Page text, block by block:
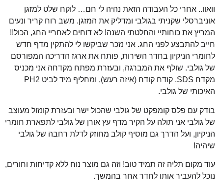
וואוו.. אחרי כל העבודה הזאת נהיה לי חם… לוקח שלט למזגן
אוניברסלי שקניתי בגולבי ומדליק את המזגן. משב רוח קריר ונעים
המריץ את כוחותיי והחלטתי השנה! לא דוחים לאחריי החג, הכול!!
חייב להתבצע לפני החג. אני נזכר שביקשו לי להתקין מדף חדש
לחומרי הניקיון בחדר השירות, פותח את ארגז הדריכה המפורסם
של גולבי. שולף את המברגה, ובעזרת מפתח מקדחה אני מכניס
מקדח SDS.
קודח קודח (איזה רעש), ומחליף מיד לביט PH2
האיכותי של גולבי.
בודק עם פלס קומפקט של גולבי שהכול ישר ובעזרת קונזול מעוצב
של גולבי אני תולה על הקיר מדף עץ אורן של גולבי לתפארת חומרי
הניקיון, ועל הדרך גם מוסיף קולב מחוזק לדלת רחבה של גולבי
שיהיה!
עוד מקום תליה זה תמיד טוב! וזה גם מוצר נוח ללא קדיחות וחורים,
נוכל להעביר אותו לחדר אחר בהמשך.